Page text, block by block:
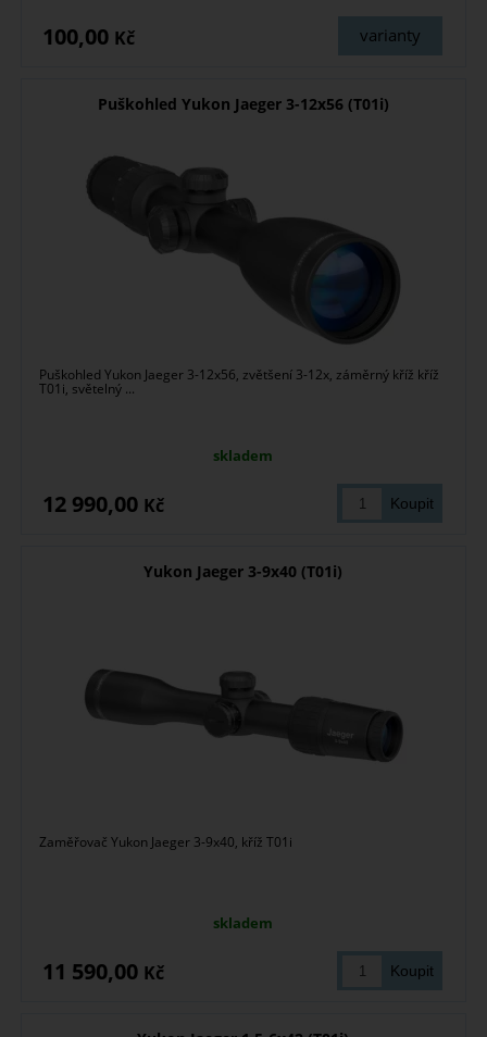
varianty
100,00 Kč
Puškohled Yukon Jaeger 3-12x56 (T01i)
Puškohled Yukon Jaeger 3-12x56, zvětšení 3-12x, záměrný kříž kříž
T01i, světelný ...
skladem
12 990,00 Kč
Yukon Jaeger 3-9x40 (T01i)
Zaměřovač Yukon Jaeger 3-9x40, kříž T01i
skladem
11 590,00 Kč